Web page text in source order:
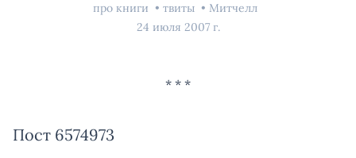
про книги твиты
Митчелл
24 июля 2007 г.
Пост 6574973